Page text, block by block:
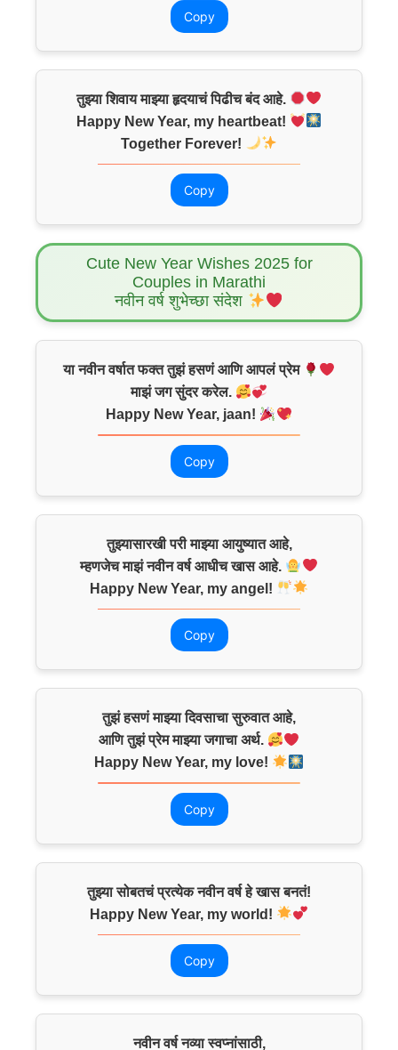
Copy
तुझ्या शिवाय माझ्या हृदयाचं पिढीच बंद आहे.
Happy New Year, my heartbeat!
Together Forever!
Copy
Cute New Year Wishes 2025 for
Couples in Marathi
नवीन वर्ष शुभेच्छा संदेश
या नवीन वर्षात फक्त तुझं हसणं आणि आपलं प्रेम
माझं जग सुंदर करेल.
Happy New Year, jaan!
Copy
तुझ्यासारखी परी माझ्या आयुष्यात आहे,
म्हणजेच माझं नवीन वर्ष आधीच खास आहे.
Happy New Year, my angel!
Copy
तुझं हसणं माझ्या दिवसाचा सुरुवात आहे,
आणि तुझं प्रेम माझ्या जगाचा अर्थ.
Happy New Year, my love!
Copy
तुझ्या सोबतचं प्रत्येक नवीन वर्ष हे खास बनतं!
Happy New Year, my world!
Copy
नवीन वर्ष नव्या स्वप्नांसाठी,